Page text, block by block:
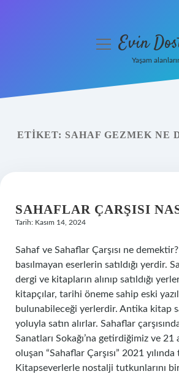
Yasal Uyarı
menüyüEvin
Yaşam
ETIKET: SAHAF GEZMEK NE
SAHAFLAR ÇARŞISI
Tarih: Kasım 14, 2024
Sahaf ve Sahaflar Çarşısı ne
basılmayan eserlerin satıldığı yerdir.
dergi ve kitapların alınıp satıldığı
kitapçılar, tarihi öneme sahip eski
bulunabileceği yerlerdir. Antika kitap
yoluyla satın alırlar. Sahaflar
Sanatları Sokağı’na getirdiğimiz ve
oluşan “Sahaflar Çarşısı” 2021 yılında
Kitapseverlerle nostalji tutkunlarını